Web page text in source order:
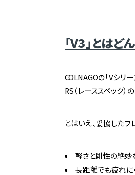
「V3」とはど
COLNAGOの「Vシリー
RS（レーススペック）
とはいえ、妥協したフ
軽さと剛性の絶妙
長距離でも疲れに